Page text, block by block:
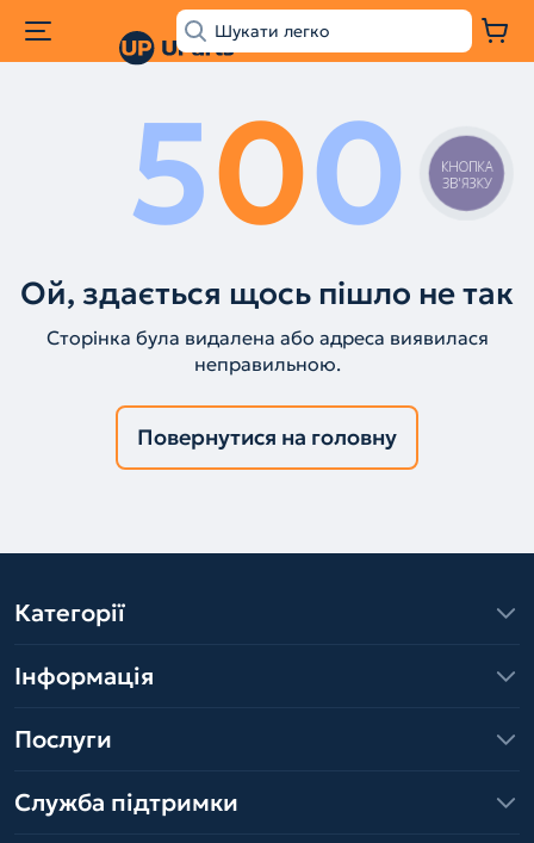
500
Ой, здається щось пішло не так
Сторінка була видалена або адреса виявилася
неправильною.
Повернутися на головну
Категорії
Інформація
Послуги
Служба підтримки
КНОПКА
ЗВ'ЯЗКУ